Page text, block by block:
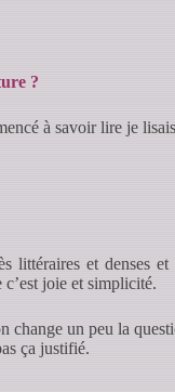
?
à savoir lire je
littéraires et denses
joie et simplicité.
change un peu la
ça justifié.